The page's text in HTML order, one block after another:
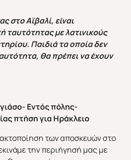
ΑΜΕΡΙΚΗ
στο Αϊβαλί, είναι
ταυτότητας με λατινικούς
Παιδιά τα οποία δεν
θα πρέπει να έχουν
Εντός πόλης-
πτήση για Ηράκλειο
των αποσκευών στο
την περιήγησή μας με